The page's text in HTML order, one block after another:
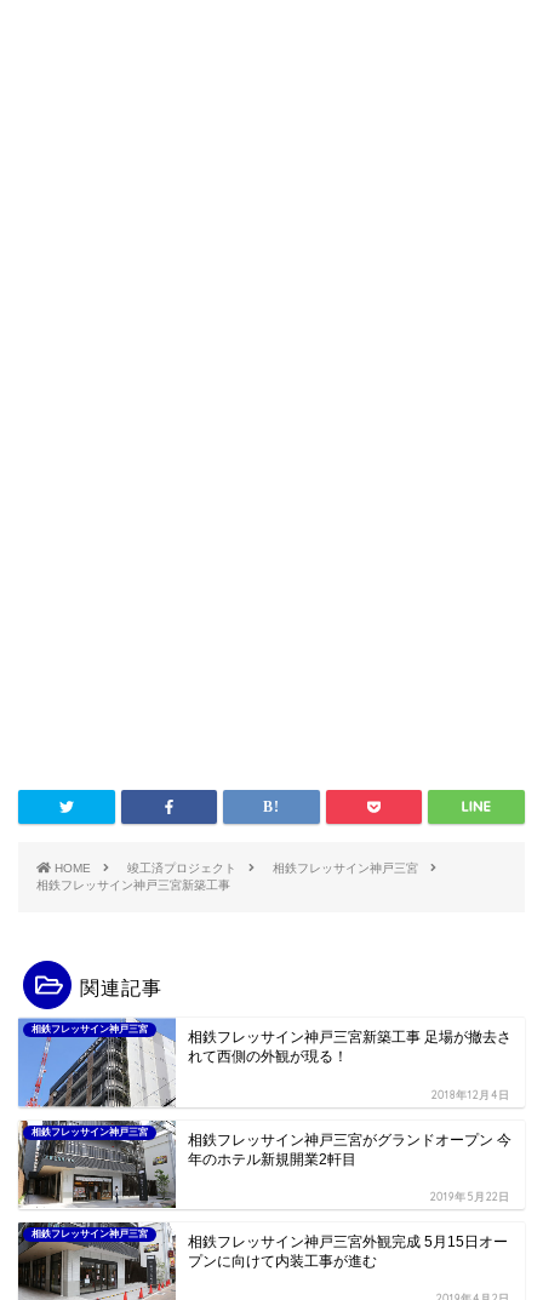
HOME 竣工済プロジェクト
相鉄フレッサイン神戸三宮
相鉄フレッサイン神戸三宮新築工事
関連記事
相鉄フレッサイン神戸三宮
相鉄フレッサイン神戸三宮新築工事 足場が撤去さ
れて西側の外観が現る！
2018年12月4日
相鉄フレッサイン神戸三宮
相鉄フレッサイン神戸三宮がグランドオープン 今
年のホテル新規開業2軒目
2019年5月22日
相鉄フレッサイン神戸三宮
相鉄フレッサイン神戸三宮外観完成 5月15日オー
プンに向けて内装工事が進む